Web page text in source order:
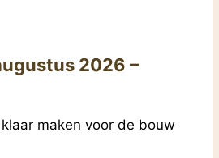
2026 –
maken voor de bouw